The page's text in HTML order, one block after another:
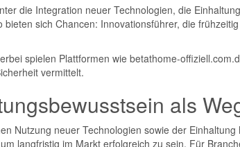
die Integration neuer Technologien, die
sich Chancen: Innovationsführer, die
spielen Plattformen wie betathome-
vermittelt.
als
Nutzung neuer Technologien sowie der
langfristig im Markt erfolgreich zu sein. Für